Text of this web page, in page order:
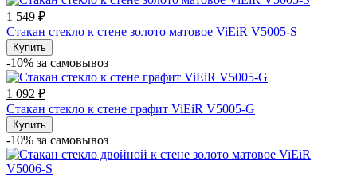
1 549 ₽
Стакан стекло к стене золото матовое ViEiR V5005-S
Купить
-10% за cамовывоз
1 092 ₽
Стакан стекло к стене графит ViEiR V5005-G
Купить
-10% за cамовывоз